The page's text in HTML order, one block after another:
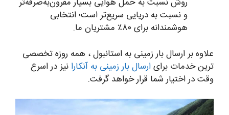
و نسبت به دریایی سریع‌تر است؛ انتخابی
هوشمندانه برای ۸۰٪ مشتریان ما.
علاوه بر ارسال بار زمینی به استانبول ، همه روزه تخصصی
ترین خدمات برایارسال بار زمینی به آنکارا نیز در اسرع
وقت در اختیار شما قرار خواهد گرفت.